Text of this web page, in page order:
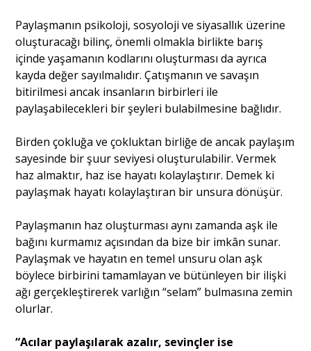
Paylaşmanın psikoloji, sosyoloji ve siyasallık üzerine
oluşturacağı bilinç, önemli olmakla birlikte barış
içinde yaşamanın kodlarını oluşturması da ayrıca
kayda değer sayılmalıdır. Çatışmanın ve savaşın
bitirilmesi ancak insanların birbirleri ile
paylaşabilecekleri bir şeyleri bulabilmesine bağlıdır.
Birden çokluğa ve çokluktan birliğe de ancak paylaşım
sayesinde bir şuur seviyesi oluşturulabilir. Vermek
haz almaktır, haz ise hayatı kolaylaştırır. Demek ki
paylaşmak hayatı kolaylaştıran bir unsura dönüşür.
Paylaşmanın haz oluşturması aynı zamanda aşk ile
bağını kurmamız açısından da bize bir imkân sunar.
Paylaşmak ve hayatın en temel unsuru olan aşk
böylece birbirini tamamlayan ve bütünleyen bir ilişki
ağı gerçekleştirerek varlığın “selam” bulmasına zemin
olurlar.
“Acılar paylaşılarak azalır, sevinçler ise